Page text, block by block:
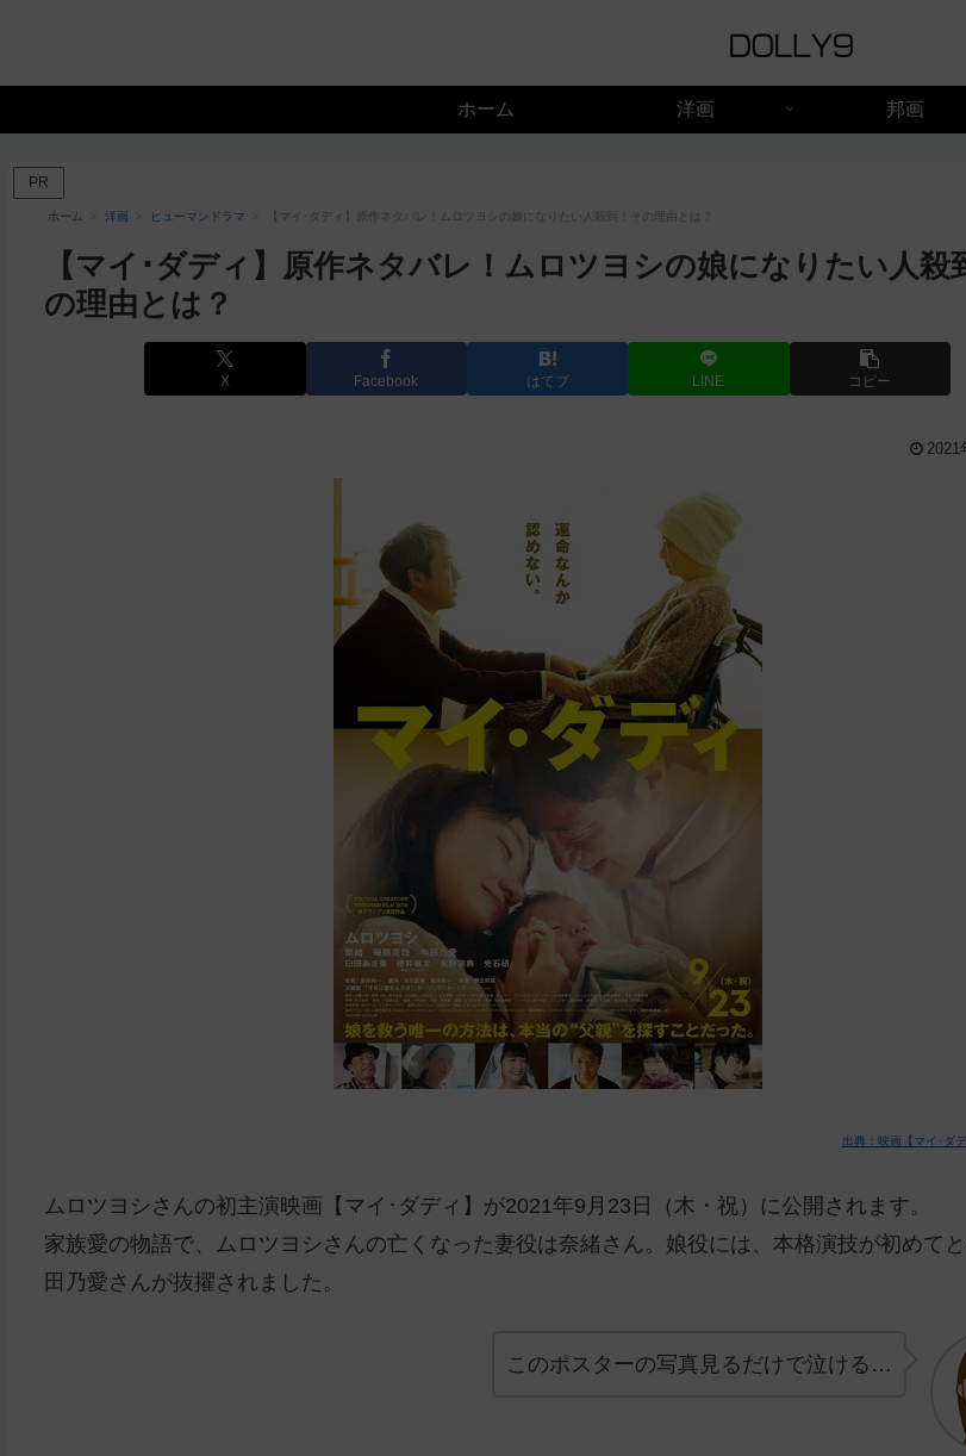
ホーム 洋画 邦画
PR
ホーム 洋画 ヒューマンドラマ 【マイ･ダディ】原作ネタバレ！ムロツヨシの娘になりたい人殺到！その理由とは？
【マイ･ダディ】原作ネタバレ！ムロツヨシの娘になりたい人殺
の理由とは？
X Facebook はてブ LINE コピー
2021
出典：映画【マイ･ダ
ムロツヨシさんの初主演映画【マイ･ダディ】が2021年9月23日（木・祝）に公開されます。
家族愛の物語で、ムロツヨシさんの亡くなった妻役は奈緒さん。娘役には、本格演技が初めて
田乃愛さんが抜擢されました。
このポスターの写真見るだけで泣ける…